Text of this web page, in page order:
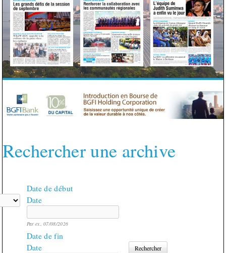
Rechercher une archive
Date de début
Date
Par ex., 07/08/2026
Date de fin
Date